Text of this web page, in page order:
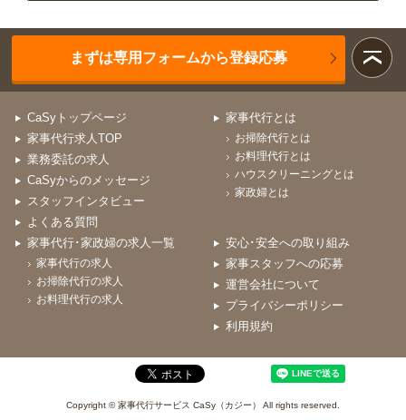
まずは専用フォームから登録応募
CaSyトップページ
家事代行求人TOP
業務委託の求人
CaSyからのメッセージ
スタッフインタビュー
よくある質問
家事代行とは
お掃除代行とは
お料理代行とは
ハウスクリーニングとは
家政婦とは
家事代行･家政婦の求人一覧
家事代行の求人
お掃除代行の求人
お料理代行の求人
安心･安全への取り組み
家事スタッフへの応募
運営会社について
プライバシーポリシー
利用規約
Copyright © 家事代行サービス CaSy（カジー） All rights reserved.